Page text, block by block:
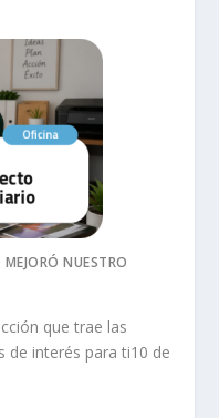
NUESTRO
que trae las
de interés para ti10 de